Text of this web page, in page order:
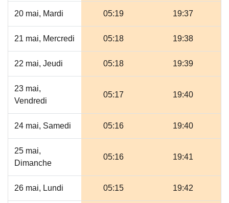
20 mai, Mardi 05:19 19:37
21 mai, Mercredi 05:18 19:38
22 mai, Jeudi 05:18 19:39
23 mai,
Vendredi
05:17 19:40
24 mai, Samedi 05:16 19:40
25 mai,
Dimanche
05:16 19:41
26 mai, Lundi 05:15 19:42